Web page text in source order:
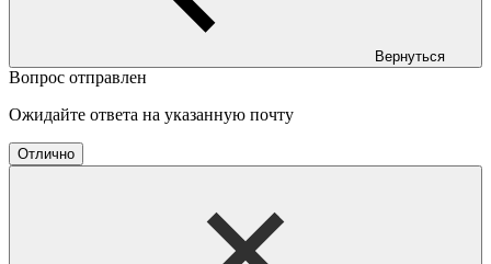
Вернуться
Вопрос отправлен
Ожидайте ответа на указанную почту
Отлично